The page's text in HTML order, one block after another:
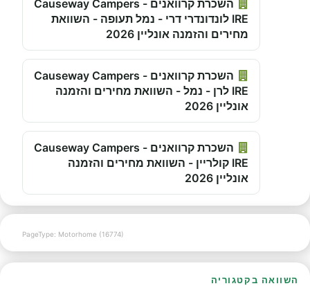
השכרת קרוואנים - Causeway Campers
IRE לונדונדרי דרי - נמל תעופה - השוואת
מחירים והזמנה אונליין 2026
השכרת קרוואנים - Causeway Campers
IRE לרן - נמל - השוואת מחירים והזמנה
אונליין 2026
השכרת קרוואנים - Causeway Campers
IRE קולריין - השוואת מחירים והזמנה
אונליין 2026
PageType: Motorhome (16774)
השוואה בקטגוריה